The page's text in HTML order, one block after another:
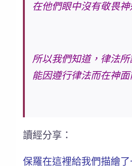
在他們眼中沒有敬畏神
所以我們知道，律法
能因遵行律法而在神面
讀經分享：
保羅在這裡給我們描繪